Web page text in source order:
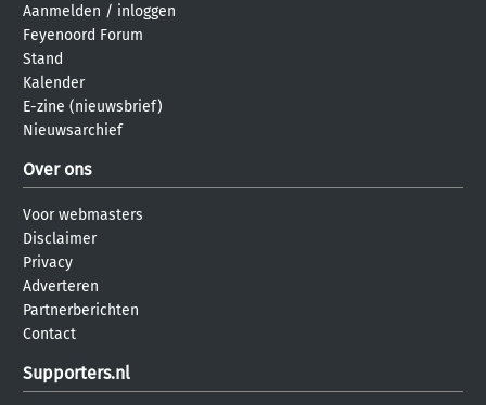
Aanmelden / inloggen
Feyenoord Forum
Stand
Kalender
E-zine (nieuwsbrief)
Nieuwsarchief
Over ons
Voor webmasters
Disclaimer
Privacy
Adverteren
Partnerberichten
Contact
Supporters.nl